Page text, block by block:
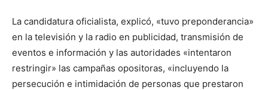
La candidatura oficialista, explicó, «tuvo preponderancia»
en la televisión y la radio en publicidad, transmisión de
eventos e información y las autoridades «intentaron
restringir» las campañas opositoras, «incluyendo la
persecución e intimidación de personas que prestaron